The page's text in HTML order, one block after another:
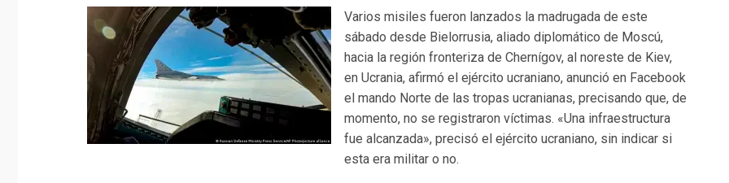
Varios misiles fueron lanzados la madrugada de este
sábado desde Bielorrusia, aliado diplomático de Moscú,
hacia la región fronteriza de Chernígov, al noreste de Kiev,
en Ucrania, afirmó el ejército ucraniano, anunció en Facebook
el mando Norte de las tropas ucranianas, precisando que, de
momento, no se registraron víctimas. «Una infraestructura
fue alcanzada», precisó el ejército ucraniano, sin indicar si
esta era militar o no.